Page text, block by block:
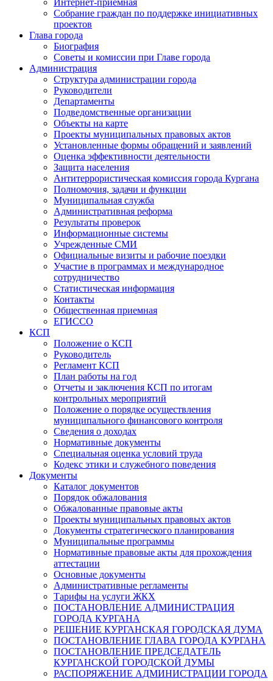
Интернет-приемная
Собрание граждан по поддержке инициативных
проектов
Глава города
Биография
Советы и комиссии при Главе города
Администрация
Структура администрации города
Руководители
Департаменты
Подведомственные организации
Объекты на карте
Проекты муниципальных правовых актов
Установленные формы обращений и заявлений
Оценка эффективности деятельности
Защита населения
Антитеррористическая комиссия города Кургана
Полномочия, задачи и функции
Муниципальная служба
Административная реформа
Результаты проверок
Информационные системы
Учрежденные СМИ
Официальные визиты и рабочие поездки
Участие в программах и международное
сотрудничество
Статистическая информация
Контакты
Общественная приемная
ЕГИССО
КСП
Положение о КСП
Руководитель
Регламент КСП
План работы на год
Отчеты и заключения КСП по итогам
контрольных мероприятий
Положение о порядке осуществления
муниципального финансового контроля
Сведения о доходах
Нормативные документы
Специальная оценка условий труда
Кодекс этики и служебного поведения
Документы
Каталог документов
Порядок обжалования
Обжалованные правовые акты
Проекты муниципальных правовых актов
Документы стратегического планирования
Муниципальные программы
Нормативные правовые акты для прохождения
аттестации
Основные документы
Административные регламенты
Тарифы на услуги ЖКХ
ПОСТАНОВЛЕНИЕ АДМИНИСТРАЦИЯ
ГОРОДА КУРГАНА
РЕШЕНИЕ КУРГАНСКАЯ ГОРОДСКАЯ ДУМА
ПОСТАНОВЛЕНИЕ ГЛАВА ГОРОДА КУРГАНА
ПОСТАНОВЛЕНИЕ ПРЕДСЕДАТЕЛЬ
КУРГАНСКОЙ ГОРОДСКОЙ ДУМЫ
РАСПОРЯЖЕНИЕ АДМИНИСТРАЦИИ ГОРОДА